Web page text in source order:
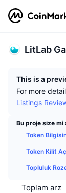
LitLab
This is a
For more
Listings
Bu proje size mi
Token
Token Kilit
Topluluk
Toplam arz